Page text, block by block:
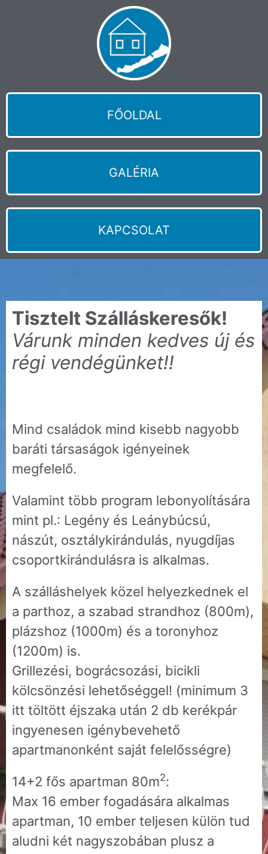
FŐOLDAL
GALÉRIA
KAPCSOLAT
Tisztelt Szálláskeresők!
Várunk minden kedves új és
régi vendégünket!!
Mind családok mind kisebb nagyobb
baráti társaságok igényeinek
megfelelő.
Valamint több program lebonyolítására
mint pl.: Legény és Leánybúcsú,
nászút, osztálykirándulás, nyugdíjas
csoportkirándulásra is alkalmas.
A szálláshelyek közel helyezkednek el
a parthoz, a szabad strandhoz (800m),
plázshoz (1000m) és a toronyhoz
(1200m) is.
Grillezési, bográcsozási, bicikli
kölcsönzési lehetőséggel! (minimum 3
itt töltött éjszaka után 2 db kerékpár
ingyenesen igénybevehető
apartmanonként saját felelősségre)
14+2 fős apartman 80m2:
Max 16 ember fogadására alkalmas
apartman, 10 ember teljesen külön tud
aludni két nagyszobában plusz a